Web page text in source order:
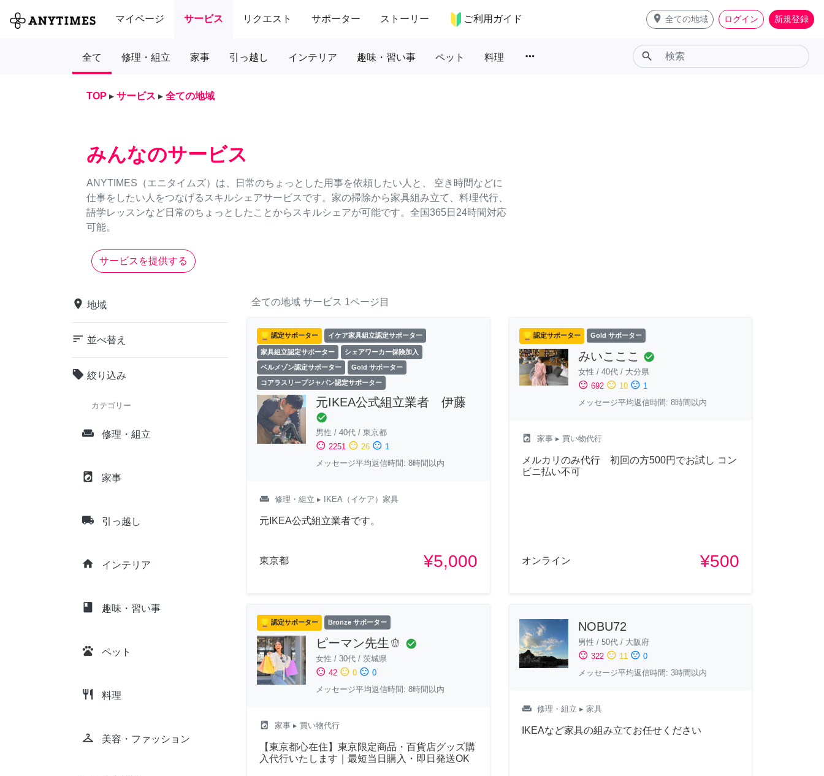
マイページ サービス リクエスト サポーター ストーリー ご利用ガイド place 全ての地域 ログイン 新規登録
全て 修理・組立 家事 引っ越し インテリア 趣味・習い事 ペット 料理 more_horiz search
TOP ▸ サービス ▸ 全ての地域
みんなのサービス
ANYTIMES（エニタイムズ）は、日常のちょっとした用事を依頼したい人と、 空き時間などに
仕事をしたい人をつなげるスキルシェアサービスです。家の掃除から家具組み立て、料理代行、
語学レッスンなど日常のちょっとしたことからスキルシェアが可能です。全国365日24時間対応
可能。
サービスを提供する
place 地域
sort 並べ替え
local_offer 絞り込み
カテゴリー
weekend 修理・組立
local_laundry_service 家事
local_shipping 引っ越し
home インテリア
class 趣味・習い事
pets ペット
restaurant 料理
checkroom 美容・ファッション
全ての地域 サービス 1ページ目
認定サポーター イケア家具組立認定サポーター
家具組立認定サポーター シェアワーカー保険加入
ベルメゾン認定サポーター Gold サポーター
コアラスリープジャパン認定サポーター
元IKEA公式組立業者 伊藤
check_circle
男性 / 40代 / 東京都
sentiment_satisfied 2251 sentiment_neutral 26 sentiment_dissatisfied 1
メッセージ平均返信時間: 8時間以内
weekend 修理・組立 ▸ IKEA（イケア）家具
元IKEA公式組立業者です。
東京都 ¥5,000
認定サポーター Gold サポーター
みいこここ check_circle
女性 / 40代/ 大分県
sentiment_satisfied 692 sentiment_neutral 10 sentiment_dissatisfied 1
メッセージ平均返信時間: 8時間以内
local_laundry_service 家事▸ 買い物代行
メルカリのみ代行 初回の方500円でお試し コン
ビニ払い不可
オンライン ¥500
認定サポーター Bronze サポーター
ピーマン先生🫑 check_circle
女性 / 30代 / 茨城県
sentiment_satisfied 42 sentiment_neutral 0 sentiment_dissatisfied 0
メッセージ平均返信時間: 8時間以内
local_laundry_service 家事 ▸ 買い物代行
【東京都心在住】東京限定商品・百貨店グッズ購
入代行いたします｜最短当日購入・即日発送OK
NOBU72
男性 / 50代/ 大阪府
sentiment_satisfied 322 sentiment_neutral 11 sentiment_dissatisfied 0
メッセージ平均返信時間: 3時間以内
weekend 修理・組立 ▸ 家具
IKEAなど家具の組み立てお任せください